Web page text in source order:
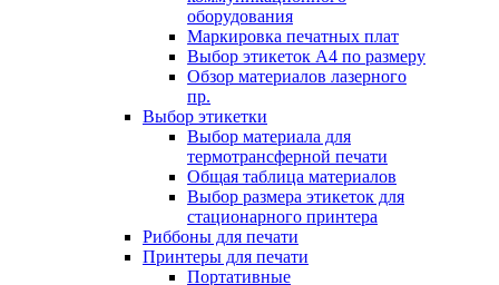
оборудования
Маркировка печатных плат
Выбор этикеток А4 по размеру
Обзор материалов лазерного
пр.
Выбор этикетки
Выбор материала для
термотрансферной печати
Общая таблица материалов
Выбор размера этикеток для
стационарного принтера
Риббоны для печати
Принтеры для печати
Портативные